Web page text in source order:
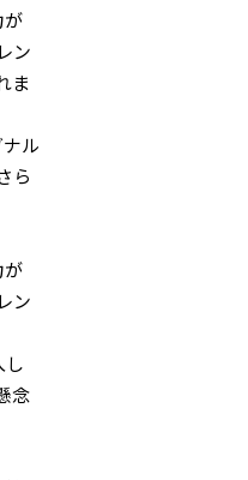
が
ン
ま
ル
ら
が
ン
し
念